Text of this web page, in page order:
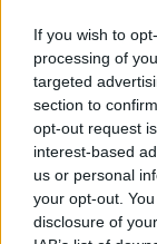
If you wish to
processing of
targeted
section to
opt-out request
interest-based
us or personal
your opt-out.
disclosure of